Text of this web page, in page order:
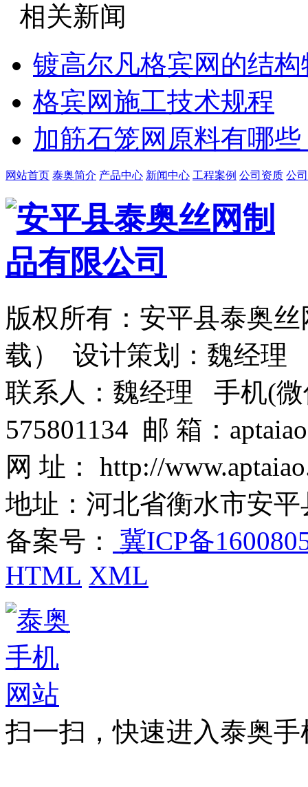
相关新闻
镀高尔凡格宾网的结构
格宾网施工技术规程
加筋石笼网原料有哪些
网站首页 泰奥简介 产品中心 新闻中心 工程案例 公司资质 公
版权所有：安平县泰奥
载） 设计策划：魏经理
联系人：魏经理 手机(微
575801134 邮 箱：
网 址： http://
地址：河北省衡水市安
备案号：
冀ICP备
HTML XML
扫一扫，快速进入泰奥手